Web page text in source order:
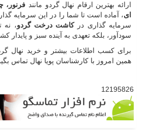
ارائه بهترین ارقام نهال گردو مانند فرنور،
ای، آماده است تا شما را در این سرمایه‌
سرمایه‌ گذاری درکاشت درخت گردو، نه
سودآور، بلکه تعهدی به آینده سبز و پایدار
برای کسب اطلاعات بیشتر و خرید نهال
همین امروز با کارشناسان پویا نهال تماس
12195826